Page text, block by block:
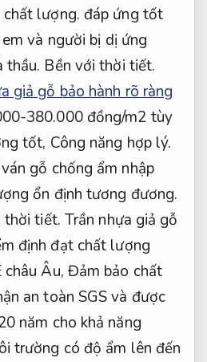
lượng. đáp ứng tốt
và người bị dị ứng
thầu. Bền với thời tiết.
giả gỗ bảo hành rõ ràng
380.000 đồng/m2 tùy
tốt, Công năng hợp lý.
gỗ chống ẩm nhập
ổn định tương đương.
thời tiết. Trần nhựa giả gỗ
định đạt chất lượng
Âu, Đảm bảo chất
an toàn SGS và được
năm cho khả năng
trường có độ ẩm lên đến